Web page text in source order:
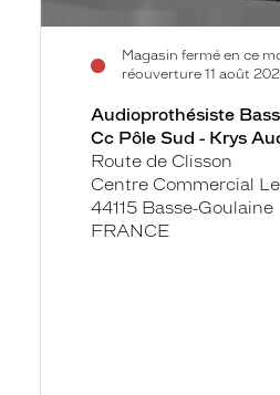
Magasin fermé en ce
réouverture 11 août
Audioprothésiste
Cc Pôle Sud - Krys
Route de Clisson
Centre Commercial
44115 Basse-Goulaine
FRANCE